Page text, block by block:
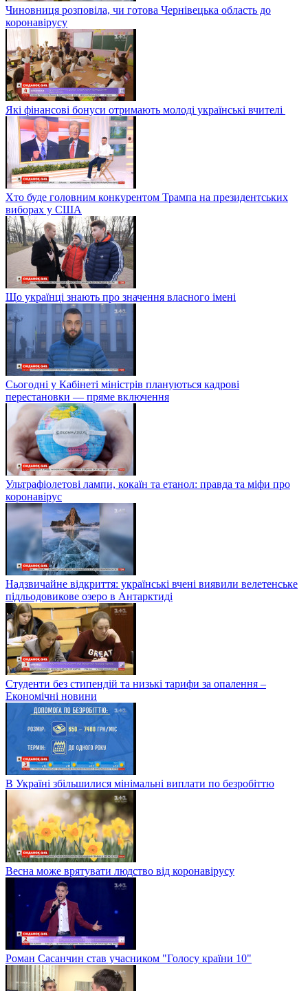
Чиновниця розповіла, чи готова Чернівецька область до
коронавірусу
Які фінансові бонуси отримають молоді українські вчителі
Хто буде головним конкурентом Трампа на президентських
виборах у США
Що українці знають про значення власного імені
Сьогодні у Кабінеті міністрів плануються кадрові
перестановки — пряме включення
Ультрафіолетові лампи, кокаїн та етанол: правда та міфи про
коронавірус
Надзвичайне відкриття: українські вчені виявили велетенське
підльодовикове озеро в Антарктиді
Студенти без стипендій та низькі тарифи за опалення –
Економічні новини
В Україні збільшилися мінімальні виплати по безробіттю
Весна може врятувати людство від коронавірусу
Роман Сасанчин став учасником "Голосу країни 10"